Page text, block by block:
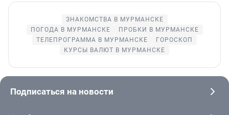
ЗНАКОМСТВА В МУРМАНСКЕ
ПОГОДА В МУРМАНСКЕ
ПРОБКИ В МУРМАНСКЕ
ТЕЛЕПРОГРАММА В МУРМАНСКЕ
ГОРОСКОП
КУРСЫ ВАЛЮТ В МУРМАНСКЕ
Подписаться на новости